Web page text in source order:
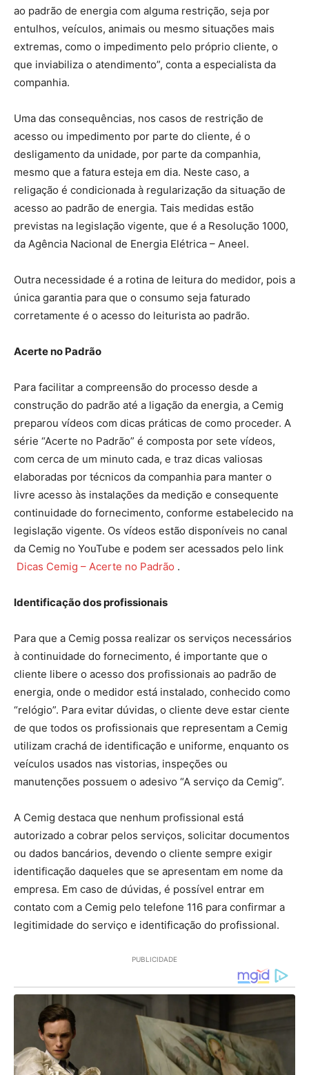
ao padrão de energia com alguma restrição, seja por
entulhos, veículos, animais ou mesmo situações mais
extremas, como o impedimento pelo próprio cliente, o
que inviabiliza o atendimento”, conta a especialista da
companhia.
Uma das consequências, nos casos de restrição de
acesso ou impedimento por parte do cliente, é o
desligamento da unidade, por parte da companhia,
mesmo que a fatura esteja em dia. Neste caso, a
religação é condicionada à regularização da situação de
acesso ao padrão de energia. Tais medidas estão
previstas na legislação vigente, que é a Resolução 1000,
da Agência Nacional de Energia Elétrica – Aneel.
Outra necessidade é a rotina de leitura do medidor, pois a
única garantia para que o consumo seja faturado
corretamente é o acesso do leiturista ao padrão.
Acerte no Padrão
Para facilitar a compreensão do processo desde a
construção do padrão até a ligação da energia, a Cemig
preparou vídeos com dicas práticas de como proceder. A
série “Acerte no Padrão” é composta por sete vídeos,
com cerca de um minuto cada, e traz dicas valiosas
elaboradas por técnicos da companhia para manter o
livre acesso às instalações da medição e consequente
continuidade do fornecimento, conforme estabelecido na
legislação vigente. Os vídeos estão disponíveis no canal
da Cemig no YouTube e podem ser acessados pelo link
Dicas Cemig – Acerte no Padrão .
Identificação dos profissionais
Para que a Cemig possa realizar os serviços necessários
à continuidade do fornecimento, é importante que o
cliente libere o acesso dos profissionais ao padrão de
energia, onde o medidor está instalado, conhecido como
“relógio”. Para evitar dúvidas, o cliente deve estar ciente
de que todos os profissionais que representam a Cemig
utilizam crachá de identificação e uniforme, enquanto os
veículos usados nas vistorias, inspeções ou
manutenções possuem o adesivo “A serviço da Cemig”.
A Cemig destaca que nenhum profissional está
autorizado a cobrar pelos serviços, solicitar documentos
ou dados bancários, devendo o cliente sempre exigir
identificação daqueles que se apresentam em nome da
empresa. Em caso de dúvidas, é possível entrar em
contato com a Cemig pelo telefone 116 para confirmar a
legitimidade do serviço e identificação do profissional.
PUBLICIDADE